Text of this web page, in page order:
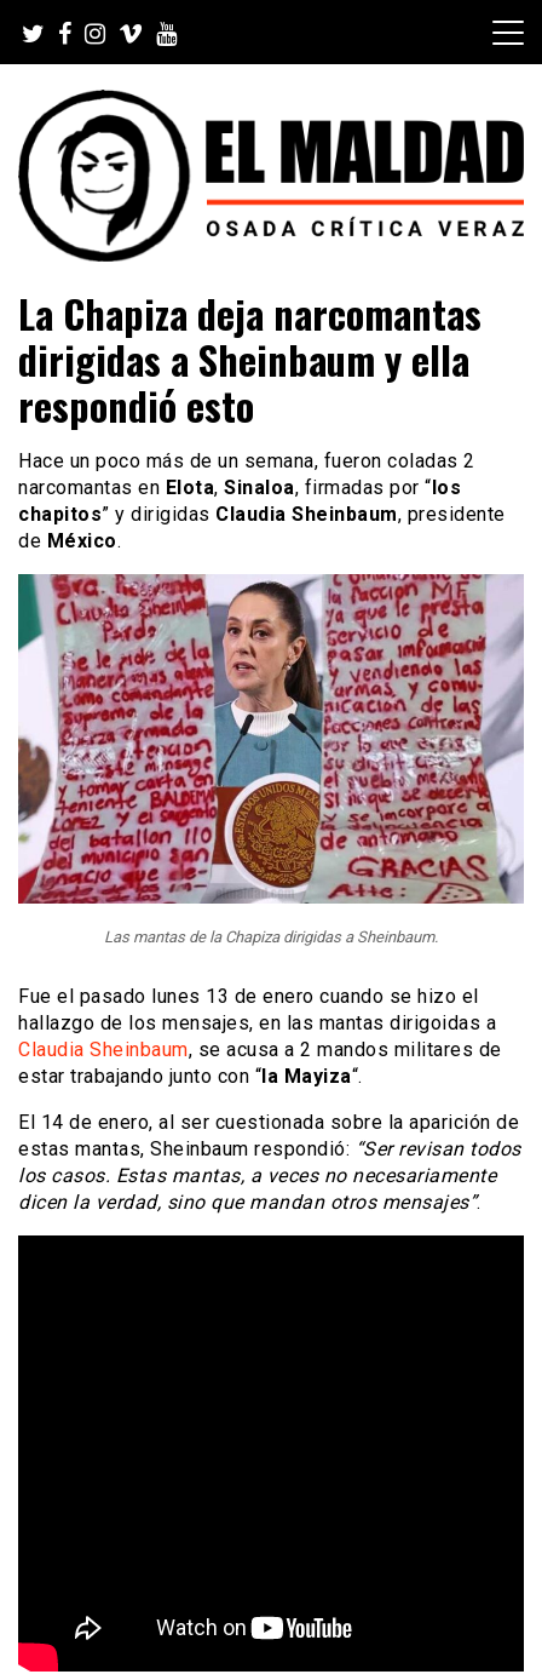
content
El Maldad
Viral y Youtube
La Chapiza deja narcomantas
dirigidas a Sheinbaum y ella
respondió esto
Hace un poco más de un semana, fueron coladas 2
narcomantas en Elota, Sinaloa, firmadas por “los
chapitos” y dirigidas Claudia Sheinbaum, presidente
de México.
Las mantas de la Chapiza dirigidas a Sheinbaum.
Fue el pasado lunes 13 de enero cuando se hizo el
hallazgo de los mensajes, en las mantas dirigoidas a
Claudia Sheinbaum, se acusa a 2 mandos militares de
estar trabajando junto con “la Mayiza“.
El 14 de enero, al ser cuestionada sobre la aparición de
estas mantas, Sheinbaum respondió: “Ser revisan todos
los casos. Estas mantas, a veces no necesariamente
dicen la verdad, sino que mandan otros mensajes”.